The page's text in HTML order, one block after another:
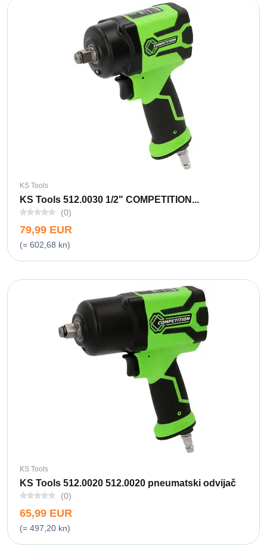
KS Tools
KS Tools 512.0030 1/2" COMPETITION...
(0)
79,99 EUR
(= 602,68 kn)
KS Tools
KS Tools 512.0020 512.0020 pneumatski odvijač
(0)
65,99 EUR
(= 497,20 kn)